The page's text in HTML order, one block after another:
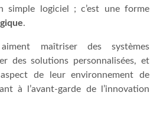
simple logiciel ; c’est une forme
.
maîtriser des systèmes
des solutions personnalisées, et
de leur environnement de
à l’avant-garde de l’innovation